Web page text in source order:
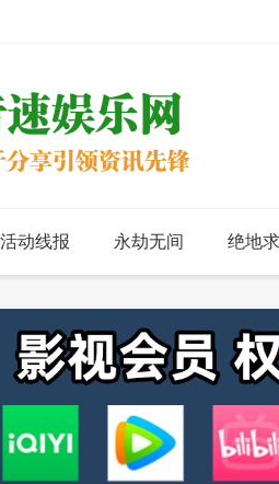
活动线报 永劫无间 绝地